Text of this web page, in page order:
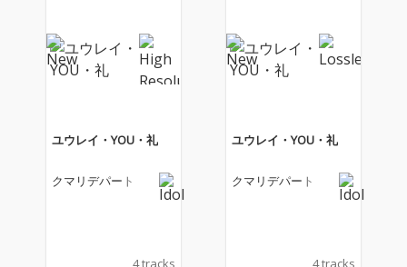
ユウレイ・YOU・礼
クマリデパート
4 tracks
ユウレイ・YOU・礼
クマリデパート
4 tracks